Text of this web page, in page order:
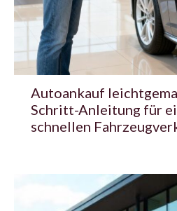
Autoankauf
Schritt-Anleitung für
schnellen